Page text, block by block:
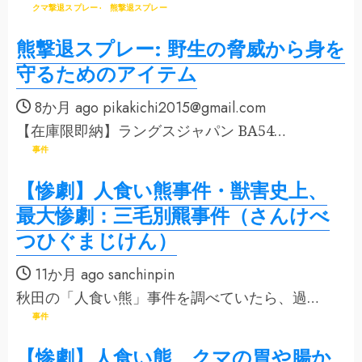
クマ撃退スプレー 熊撃退スプレー
熊撃退スプレー: 野生の脅威から身を
守るためのアイテム
8か月 ago pikakichi2015@gmail.com
【在庫限即納】ラングスジャパン BA54…
事件
【惨劇】人食い熊事件・獣害史上、
最大惨劇：三毛別羆事件（さんけべ
つひぐまじけん）
11か月 ago sanchinpin
秋田の「人食い熊」事件を調べていたら、過…
事件